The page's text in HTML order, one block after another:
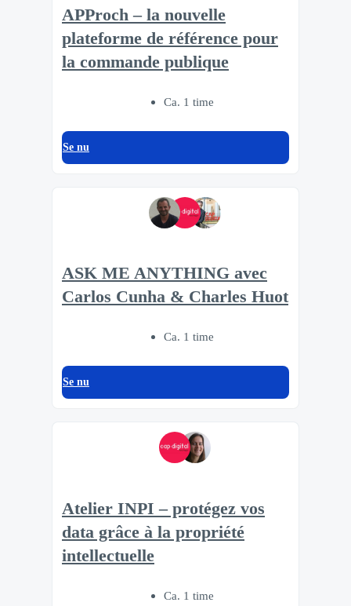
APProch – la nouvelle
plateforme de référence pour
la commande publique
Ca. 1 time
Se nu
ASK ME ANYTHING avec
Carlos Cunha & Charles Huot
Ca. 1 time
Se nu
Atelier INPI – protégez vos
data grâce à la propriété
intellectuelle
Ca. 1 time